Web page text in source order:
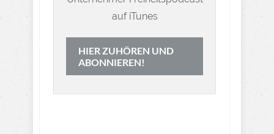
auf iTunes
HIER ZUHÖREN UND
ABONNIEREN!